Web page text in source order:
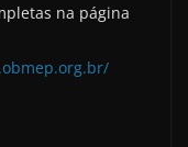
na página